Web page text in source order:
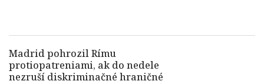
Madrid pohrozil Rímu
protiopatreniami, ak do nedele
nezruší diskriminačné hraničné